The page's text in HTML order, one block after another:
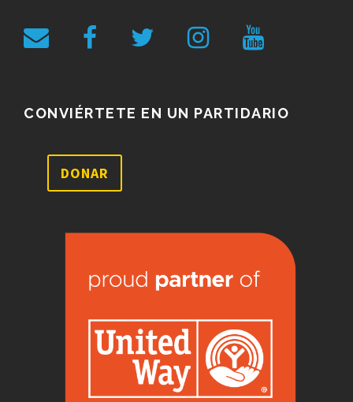
CONVIÉRTETE EN UN PARTIDARIO
DONAR